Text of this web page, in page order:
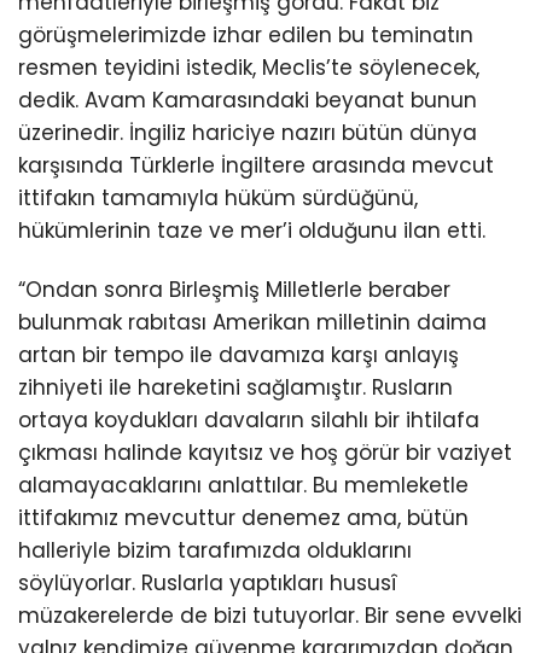
görüşmelerimizde izhar edilen bu teminatın
resmen teyidini istedik, Meclis’te söylenecek,
dedik. Avam Kamarasındaki beyanat bunun
üzerinedir. İngiliz hariciye nazırı bütün dünya
karşısında Türklerle İngiltere arasında mevcut
ittifakın tamamıyla hüküm sürdüğünü,
hükümlerinin taze ve mer’i olduğunu ilan etti.
“Ondan sonra Birleşmiş Milletlerle beraber
bulunmak rabıtası Amerikan milletinin daima
artan bir tempo ile davamıza karşı anlayış
zihniyeti ile hareketini sağlamıştır. Rusların
ortaya koydukları davaların silahlı bir ihtilafa
çıkması halinde kayıtsız ve hoş görür bir vaziyet
alamayacaklarını anlattılar. Bu memleketle
ittifakımız mevcuttur denemez ama, bütün
halleriyle bizim tarafımızda olduklarını
söylüyorlar. Ruslarla yaptıkları hususî
müzakerelerde de bizi tutuyorlar. Bir sene evvelki